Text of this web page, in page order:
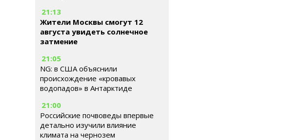
21:13
Жители Москвы смогут 12
августа увидеть солнечное
затмение
21:05
NG: в США объяснили
происхождение «кровавых
водопадов» в Антарктиде
21:00
Российские почвоведы впервые
детально изучили влияние
климата на чернозем